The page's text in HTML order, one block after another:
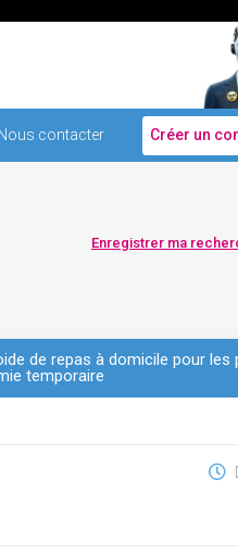
Nous contacter Créer un
Enregistrer ma
de repas à domicile pour les
temporaire